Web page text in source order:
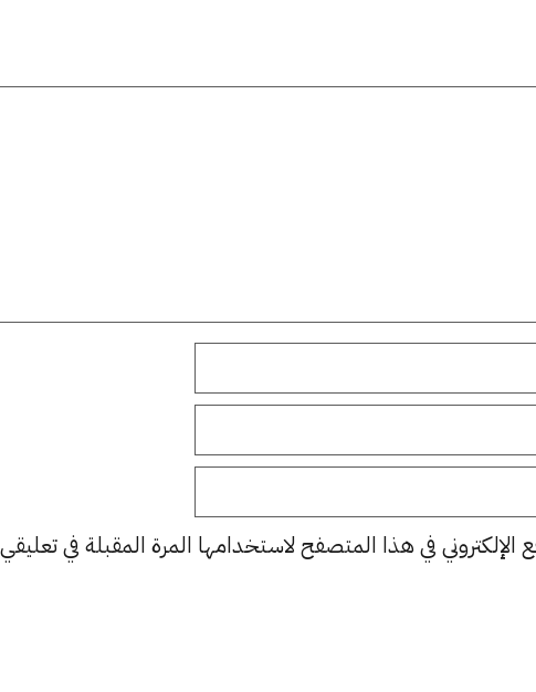
الإلكتروني في هذا المتصفح لاستخدامها المرة المقبلة في